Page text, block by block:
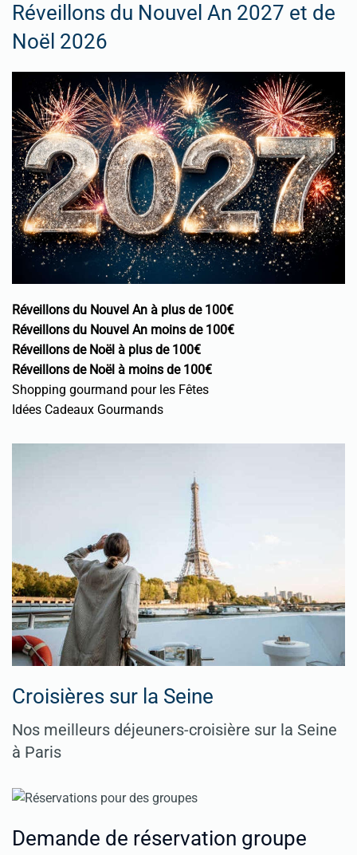
Réveillons du Nouvel An 2027 et de
Noël 2026
Réveillons du Nouvel An à plus de 100€
Réveillons du Nouvel An moins de 100€
Réveillons de Noël à plus de 100€
Réveillons de Noël à moins de 100€
Shopping gourmand pour les Fêtes
Idées Cadeaux Gourmands
Croisières sur la Seine
Nos meilleurs déjeuners-croisière sur la Seine
à Paris
Demande de réservation groupe